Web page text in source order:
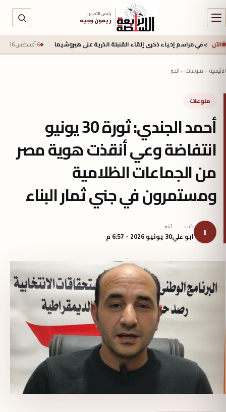
رئيس التحرير :
ريمون وجيه
الآن إحياء ذكرى إلقاء القنبلة الذرية على هيروشيما 6 أغسطس 2026 - 6:50 ص جيش
الرئيسية←منوعات←الخبر
منوعات
أحمد الجندي: ثورة 30 يونيو
انتفاضة وعي أنقذت هوية مصر
من الجماعات الظلامية
ومستمرون في جني ثمار البناء
ا كتب
ابو علي
نُشر
30 يونيو 2026 - 6:57 م